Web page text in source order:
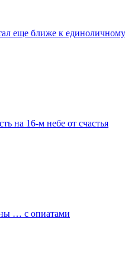
еще ближе к
на 16-м небе от счастья
… с опиатами